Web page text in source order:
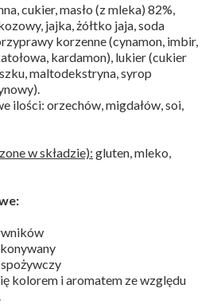
cukier, masło (z mleka) 82%,
jajka, żółtko jaja, soda
korzenne (cynamon, imbir,
kardamon), lukier (cukier
maltodekstryna, syrop
ilości: orzechów, migdałów, soi,
w składzie): gluten, mleko,
kolorem i aromatem ze względu